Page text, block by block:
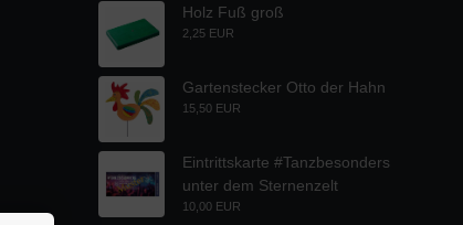
Holz Fuß groß
2,25 EUR
Gartenstecker Otto der Hahn
15,50 EUR
Eintrittskarte #Tanzbesonders
unter dem Sternenzelt
10,00 EUR